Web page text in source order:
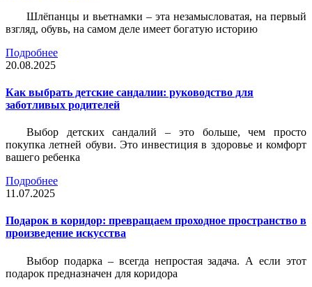
Шлёпанцы и вьетнамки – эта незамысловатая, на первый
взгляд, обувь, на самом деле имеет богатую историю
Подробнее
20.08.2025
Как выбрать детские сандалии: руководство для
заботливых родителей
Выбор детских сандалий – это больше, чем просто
покупка летней обуви. Это инвестиция в здоровье и комфорт
вашего ребенка
Подробнее
11.07.2025
Подарок в коридор: превращаем проходное пространство в
произведение искусства
Выбор подарка – всегда непростая задача. А если этот
подарок предназначен для коридора